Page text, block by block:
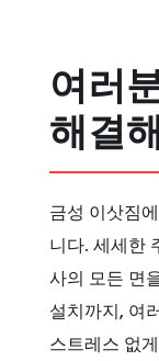
여러
해결
금성 이삿짐
니다. 세세한
사의 모든 면
설치까지, 여
스트레스 없